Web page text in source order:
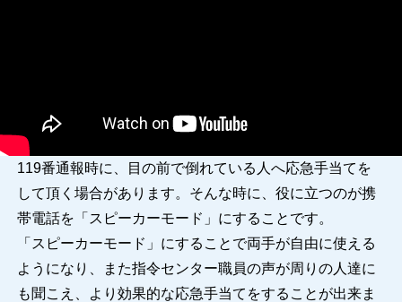
119番通報時に、目の前で倒れている人へ応急手当てを
して頂く場合があります。そんな時に、役に立つのが携
帯電話を「スピーカーモード」にすることです。
「スピーカーモード」にすることで両手が自由に使える
ようになり、また指令センター職員の声が周りの人達に
も聞こえ、より効果的な応急手当てをすることが出来ま